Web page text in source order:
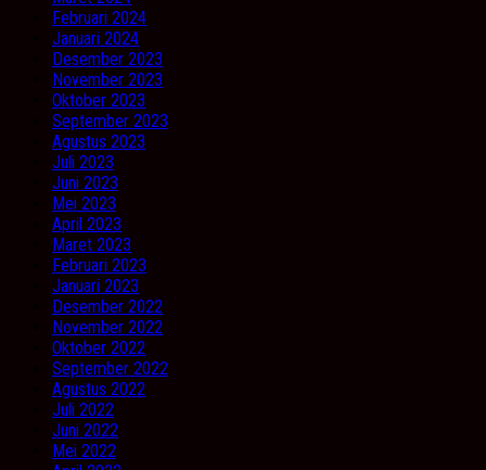
Februari 2024
Januari 2024
Desember 2023
November 2023
Oktober 2023
September 2023
Agustus 2023
Juli 2023
Juni 2023
Mei 2023
April 2023
Maret 2023
Februari 2023
Januari 2023
Desember 2022
November 2022
Oktober 2022
September 2022
Agustus 2022
Juli 2022
Juni 2022
Mei 2022